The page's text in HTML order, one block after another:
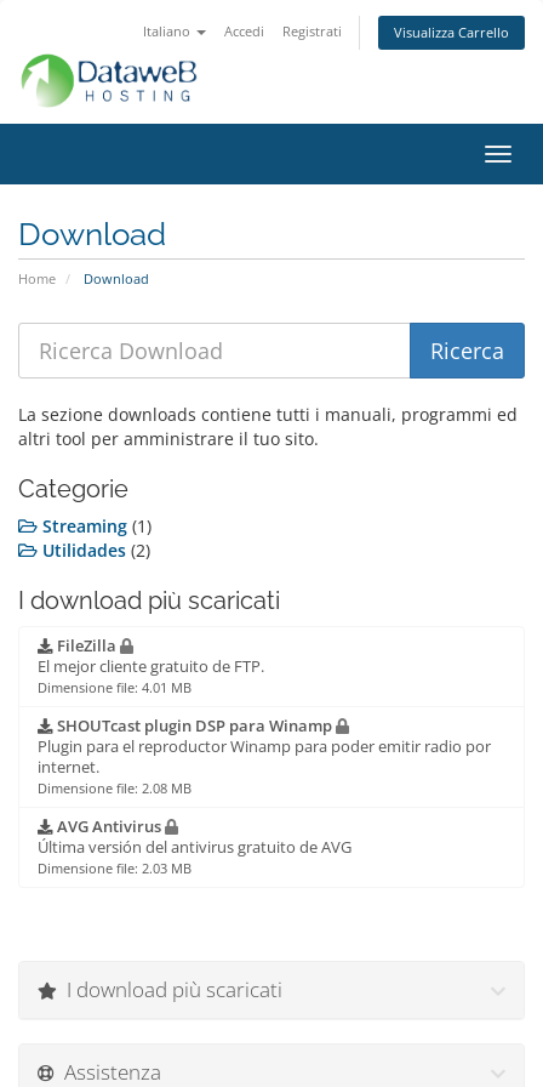
Italiano Accedi Registrati Visualizza Carrello
Attiva
Download
Home Download
La sezione downloads contiene tutti i manuali, programmi ed
altri tool per amministrare il tuo sito.
Categorie
Streaming (1)
Utilidades (2)
I download più scaricati
FileZilla
El mejor cliente gratuito de FTP.
Dimensione file: 4.01 MB
SHOUTcast plugin DSP para Winamp
Plugin para el reproductor Winamp para poder emitir radio por
internet.
Dimensione file: 2.08 MB
AVG Antivirus
Última versión del antivirus gratuito de AVG
Dimensione file: 2.03 MB
I download più scaricati
Assistenza